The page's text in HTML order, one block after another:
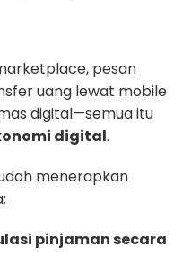
pesan
uang lewat mobile
digital—semua itu
digital.
menerapkan
pinjaman secara